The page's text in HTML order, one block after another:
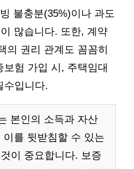
불충분(35%)이나 과도
많습니다. 또한, 계약
의 권리 관계도 꼼꼼히
험 가입 시, 주택임대
수입니다.
본인의 소득과 자산
를 뒷받침할 수 있는
이 중요합니다. 보증